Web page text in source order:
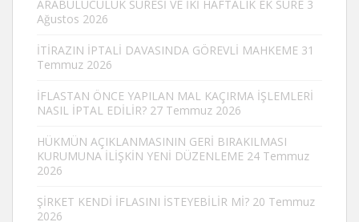
ARABULUCULUK SÜRESİ VE İKİ HAFTALIK EK SÜRE 3
Ağustos 2026
İTİRAZIN İPTALİ DAVASINDA GÖREVLİ MAHKEME 31
Temmuz 2026
İFLASTAN ÖNCE YAPILAN MAL KAÇIRMA İŞLEMLERİ
NASIL İPTAL EDİLİR? 27 Temmuz 2026
HÜKMÜN AÇIKLANMASININ GERİ BIRAKILMASI
KURUMUNA İLİŞKİN YENİ DÜZENLEME 24 Temmuz
2026
ŞİRKET KENDİ İFLASINI İSTEYEBİLİR Mİ? 20 Temmuz
2026